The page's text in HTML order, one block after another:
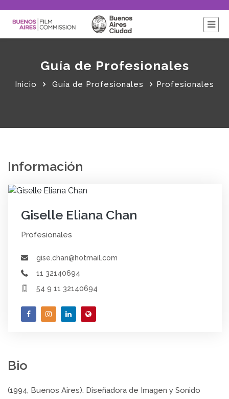
Guía de Profesionales
Inicio Guía de Profesionales Profesionales
Información
Giselle Eliana Chan
Profesionales
gise.chan@hotmail.com
11 32140694
54 9 11 32140694
Bio
(1994, Buenos Aires). Diseñadora de Imagen y Sonido